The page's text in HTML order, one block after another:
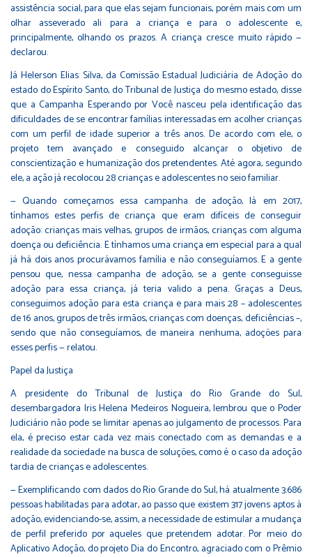
assistência social, para que elas sejam funcionais, porém mais com um
olhar asseverado ali para a criança e para o adolescente e,
principalmente, olhando os prazos. A criança cresce muito rápido —
declarou.
Já Helerson Elias Silva, da Comissão Estadual Judiciária de Adoção do
estado do Espírito Santo, do Tribunal de Justiça do mesmo estado, disse
que a Campanha Esperando por Você nasceu pela identificação das
dificuldades de se encontrar famílias interessadas em acolher crianças
com um perfil de idade superior a três anos. De acordo com ele, o
projeto tem avançado e conseguido alcançar o objetivo de
conscientização e humanização dos pretendentes. Até agora, segundo
ele, a ação já recolocou 28 crianças e adolescentes no seio familiar.
— Quando começamos essa campanha de adoção, lá em 2017,
tínhamos estes perfis de criança que eram difíceis de conseguir
adoção: crianças mais velhas, grupos de irmãos, crianças com alguma
doença ou deficiência. E tínhamos uma criança em especial para a qual
já há dois anos procurávamos família e não conseguíamos. E a gente
pensou que, nessa campanha de adoção, se a gente conseguisse
adoção para essa criança, já teria valido a pena. Graças a Deus,
conseguimos adoção para esta criança e para mais 28 – adolescentes
de 16 anos, grupos de três irmãos, crianças com doenças, deficiências –,
sendo que não conseguíamos, de maneira nenhuma, adoções para
esses perfis — relatou.
Papel da Justiça
A presidente do Tribunal de Justiça do Rio Grande do Sul,
desembargadora Iris Helena Medeiros Nogueira, lembrou que o Poder
Judiciário não pode se limitar apenas ao julgamento de processos. Para
ela, é preciso estar cada vez mais conectado com as demandas e a
realidade da sociedade na busca de soluções, como é o caso da adoção
tardia de crianças e adolescentes.
— Exemplificando com dados do Rio Grande do Sul, há atualmente 3.686
pessoas habilitadas para adotar, ao passo que existem 317 jovens aptos à
adoção, evidenciando-se, assim, a necessidade de estimular a mudança
de perfil preferido por aqueles que pretendem adotar. Por meio do
Aplicativo Adoção, do projeto Dia do Encontro, agraciado com o Prêmio